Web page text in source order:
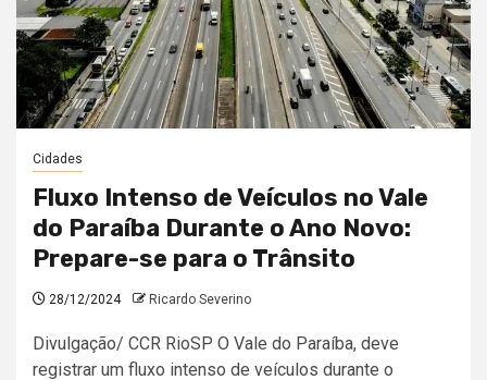
Cidades
Fluxo Intenso de Veículos no Vale
do Paraíba Durante o Ano Novo:
Prepare-se para o Trânsito
28/12/2024 Ricardo Severino
Divulgação/ CCR RioSP O Vale do Paraíba, deve
registrar um fluxo intenso de veículos durante o